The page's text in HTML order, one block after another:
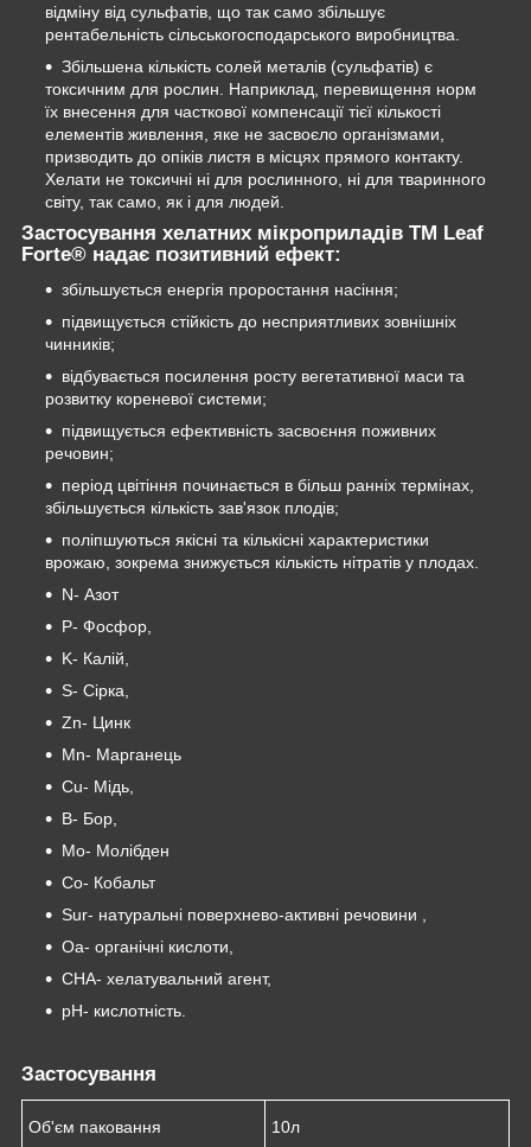
відміну від сульфатів, що так само збільшує
рентабельність сільськогосподарського виробництва.
Збільшена кількість солей металів (сульфатів) є
токсичним для рослин. Наприклад, перевищення норм
їх внесення для часткової компенсації тієї кількості
елементів живлення, яке не засвоєло організмами,
призводить до опіків листя в місцях прямого контакту.
Хелати не токсичні ні для рослинного, ні для тваринного
світу, так само, як і для людей.
Застосування хелатних мікроприладів ТМ Leaf
Forte® надає позитивний ефект:
збільшується енергія проростання насіння;
підвищується стійкість до несприятливих зовнішніх
чинників;
відбувається посилення росту вегетативної маси та
розвитку кореневої системи;
підвищується ефективність засвоєння поживних
речовин;
період цвітіння починається в більш ранніх термінах,
збільшується кількість зав'язок плодів;
поліпшуються якісні та кількісні характеристики
врожаю, зокрема знижується кількість нітратів у плодах.
N- Азот
P- Фосфор,
K- Калій,
S- Сірка,
Zn- Цинк
Mn- Марганець
Cu- Мідь,
B- Бор,
Mo- Молібден
Co- Кобальт
Sur- натуральні поверхнево-активні речовини ,
Oa- органічні кислоти,
CHA- хелатувальний агент,
pH- кислотність.
Застосування
Об'єм паковання 10л